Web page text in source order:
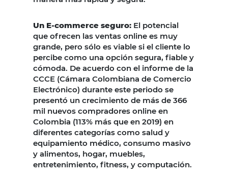
Un E-commerce seguro: El potencial
que ofrecen las ventas online es muy
grande, pero sólo es viable si el cliente lo
percibe como una opción segura, fiable y
cómoda. De acuerdo con el informe de la
CCCE (Cámara Colombiana de Comercio
Electrónico) durante este periodo se
presentó un crecimiento de más de 366
mil nuevos compradores online en
Colombia (113% más que en 2019) en
diferentes categorías como salud y
equipamiento médico, consumo masivo
y alimentos, hogar, muebles,
entretenimiento, fitness, y computación.